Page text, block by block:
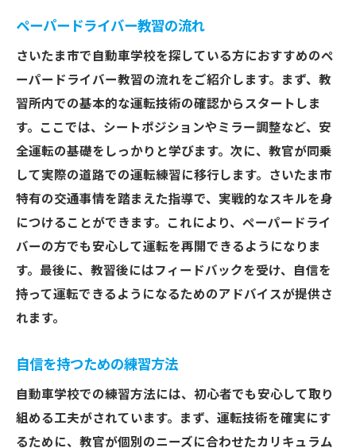
ペーパードライバー教習の流れ
さいたま市で自動車学校を探している方におすすめのペ
ーパードライバー教習の流れをご紹介します。まず、教
習所内での基本的な運転技術の確認からスタートしま
す。ここでは、シートポジションやミラー調整など、安
全運転の基礎をしっかりと学びます。次に、教官が同乗
して実際の道路での運転練習に移行します。さいたま市
特有の交通事情を踏まえた指導で、実戦的なスキルを身
につけることができます。これにより、ペーパードライ
バーの方でも安心して運転を再開できるようになりま
す。最後に、教習後にはフィードバックを受け、自信を
持って運転できるようになるためのアドバイスが提供さ
れます。
自信を持つための練習方法
自動車学校での練習方法には、初心者でも安心して取り
組める工夫がされています。まず、運転技術を確実にす
るために、教官が個別のニーズに合わせたカリキュラム